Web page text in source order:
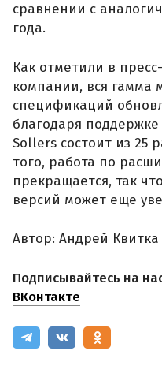
сравнении с
года.
Как отметили в
компании, вся гамма
спецификаций
благодаря
Sollers состоит из 25
того, работа по
прекращается, так
версий может еще
Автор: Андрей Квитка
Подписывайтесь на
ВКонтакте